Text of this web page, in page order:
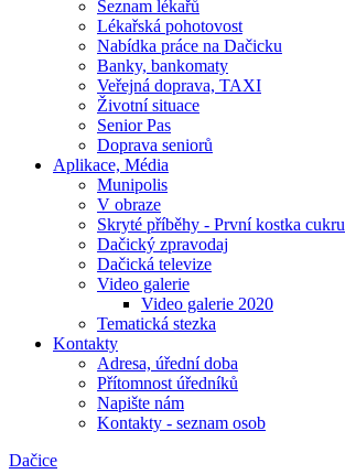
Seznam lékařů
Lékařská pohotovost
Nabídka práce na Dačicku
Banky, bankomaty
Veřejná doprava, TAXI
Životní situace
Senior Pas
Doprava seniorů
Aplikace, Média
Munipolis
V obraze
Skryté příběhy - První kostka cukru
Dačický zpravodaj
Dačická televize
Video galerie
Video galerie 2020
Tematická stezka
Kontakty
Adresa, úřední doba
Přítomnost úředníků
Napište nám
Kontakty - seznam osob
Dačice